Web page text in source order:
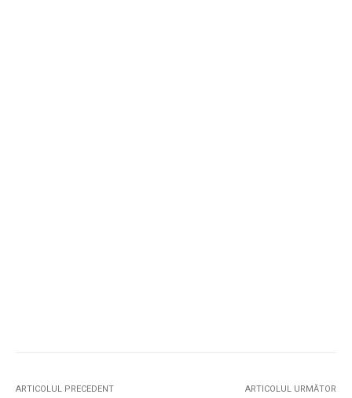
ARTICOLUL PRECEDENT ARTICOLUL URMĂTOR